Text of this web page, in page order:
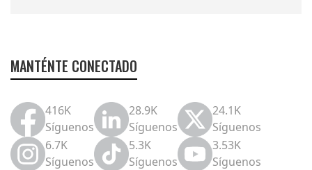
MANTÉNTE CONECTADO
416K
Síguenos
28.9K
Síguenos
24.1K
Síguenos
6.7K
Síguenos
5.3K
Síguenos
3.53K
Síguenos